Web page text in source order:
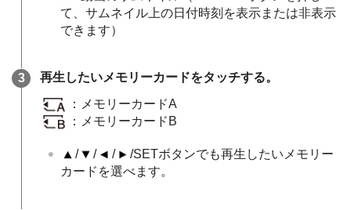
て、サムネイル上の日付時刻を表示または非表示
できます）
再生したいメモリーカードをタッチする。
：メモリーカードA
：メモリーカードB
/ / /
/SETボタンでも再生したいメモリー
カードを選べます。